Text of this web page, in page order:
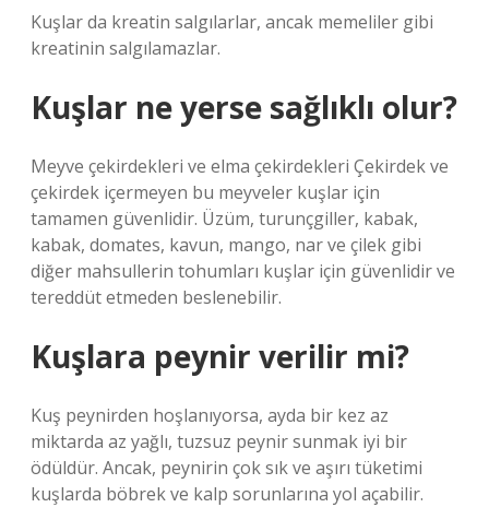
Kuşlar da kreatin salgılarlar, ancak memeliler gibi
kreatinin salgılamazlar.
Kuşlar ne yerse sağlıklı olur?
Meyve çekirdekleri ve elma çekirdekleri Çekirdek ve
çekirdek içermeyen bu meyveler kuşlar için
tamamen güvenlidir. Üzüm, turunçgiller, kabak,
kabak, domates, kavun, mango, nar ve çilek gibi
diğer mahsullerin tohumları kuşlar için güvenlidir ve
tereddüt etmeden beslenebilir.
Kuşlara peynir verilir mi?
Kuş peynirden hoşlanıyorsa, ayda bir kez az
miktarda az yağlı, tuzsuz peynir sunmak iyi bir
ödüldür. Ancak, peynirin çok sık ve aşırı tüketimi
kuşlarda böbrek ve kalp sorunlarına yol açabilir.